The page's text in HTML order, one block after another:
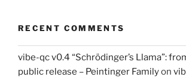
RECENT COMMENTS
vibe-qc v0.4 “Schrödinger’s Llama”:
public release – Peintinger Familyon